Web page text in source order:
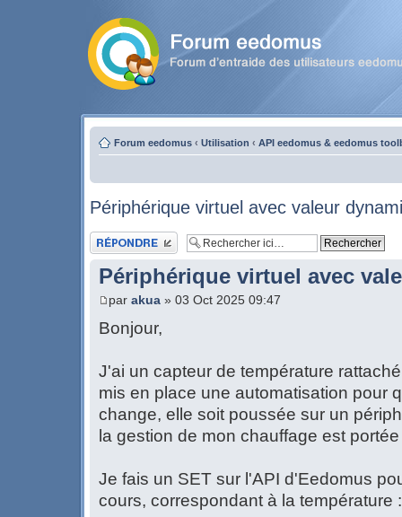
Forum eedomus ‹ Utilisation ‹ API eedomus & eedomus
Périphérique virtuel avec valeur
Publier une réponse
Périphérique virtuel avec
par akua » 03 Oct 2025 09:47
Bonjour,
J'ai un capteur de température
mis en place une automatisation pour
change, elle soit poussée sur un
la gestion de mon chauffage est
Je fais un SET sur l'API d'Eedomus
cours, correspondant à la température :